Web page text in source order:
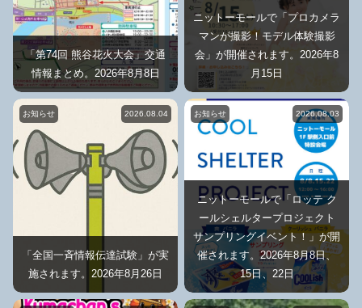
「第74回 熊谷花火大会」交通
情報まとめ。2026年8月8日
ニットーモールで「プロカメラ
マンが撮影！モデル体験撮影
会」が開催されます。2026年8
月15日
お知らせ 2026.08.04
「全国一斉情報伝達試験」が実
施されます。2026年8月26日
お知らせ 2026.08.03
ニットーモールで「ロッテ ク
ールシェルタープロジェクト
サンプリングイベント！」が開
催されます。2026年8月8日、
15日、22日